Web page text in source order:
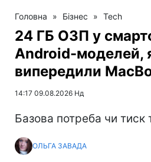
Головна » Бізнес » Tech
24 ГБ ОЗП у
Android-моделей,
випередили
14:17 09.08.2026 Нд
Базова потреба чи тиск
ОЛЬГА ЗАВАДА